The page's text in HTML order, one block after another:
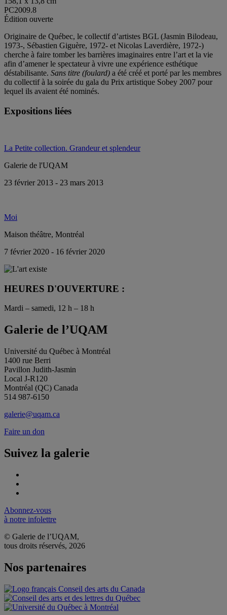
PC2009.8
Édition ouverte
Originaire de Québec, le collectif d’artistes BGL (Jasmin Bilodeau,
1973-, Sébastien Giguère, 1972- et Nicolas Laverdière, 1972-)
cherche à faire tomber les barrières imaginaires entre l’art et la vie
afin d’amener le spectateur à vivre une expérience esthétique
déstabilisante. Sans titre (foulard) a été créé et porté par les membres
du collectif à la soirée du gala du Prix artistique Sobey 2007 pour
lequel ils avaient été nominés.
Expositions liées
La Petite collection. Grandeur et splendeur
Galerie de l'UQAM
23 février 2013 - 23 mars 2013
Moi
Maison théâtre, Montréal
7 février 2020 - 16 février 2020
HEURES D'OUVERTURE :
Mardi – samedi, 12 h – 18 h
Galerie de l’UQAM
Université du Québec à Montréal
1400 rue Berri
Pavillon Judith-Jasmin
Local J-R120
Montréal (QC) Canada
514 987-6150
galerie@uqam.ca
Faire un don
Suivez la galerie
Abonnez-vous
à notre infolettre
© Galerie de l’UQAM,
tous droits réservés, 2026
Nos partenaires